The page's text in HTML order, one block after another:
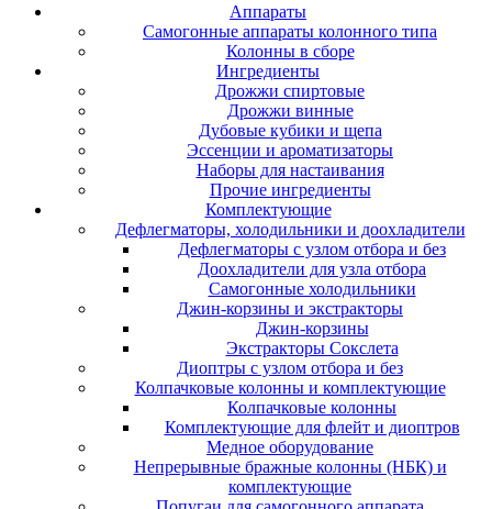
Аппараты
Самогонные аппараты колонного типа
Колонны в сборе
Ингредиенты
Дрожжи спиртовые
Дрожжи винные
Дубовые кубики и щепа
Эссенции и ароматизаторы
Наборы для настаивания
Прочие ингредиенты
Комплектующие
Дефлегматоры, холодильники и доохладители
Дефлегматоры с узлом отбора и без
Доохладители для узла отбора
Самогонные холодильники
Джин-корзины и экстракторы
Джин-корзины
Экстракторы Сокслета
Диоптры с узлом отбора и без
Колпачковые колонны и комплектующие
Колпачковые колонны
Комплектующие для флейт и диоптров
Медное оборудование
Непрерывные бражные колонны (НБК) и
комплектующие